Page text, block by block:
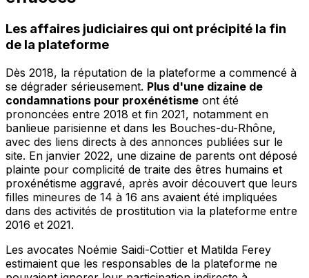
Les affaires judiciaires qui ont précipité la fin
de la plateforme
Dès 2018, la réputation de la plateforme a commencé à
se dégrader sérieusement. Plus d'une dizaine de
condamnations pour proxénétisme ont été
prononcées entre 2018 et fin 2021, notamment en
banlieue parisienne et dans les Bouches-du-Rhône,
avec des liens directs à des annonces publiées sur le
site. En janvier 2022, une dizaine de parents ont déposé
plainte pour complicité de traite des êtres humains et
proxénétisme aggravé, après avoir découvert que leurs
filles mineures de 14 à 16 ans avaient été impliquées
dans des activités de prostitution via la plateforme entre
2016 et 2021.
Les avocates Noémie Saidi-Cottier et Matilda Ferey
estimaient que les responsables de la plateforme ne